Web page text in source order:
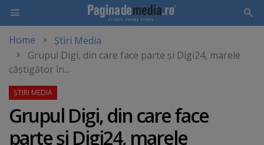
main
content
Home
Știri Media
Grupul Digi, din care face parte şi Digi24, marele
câştigător în...
Grupul Digi, din care face
parte şi Digi24, marele